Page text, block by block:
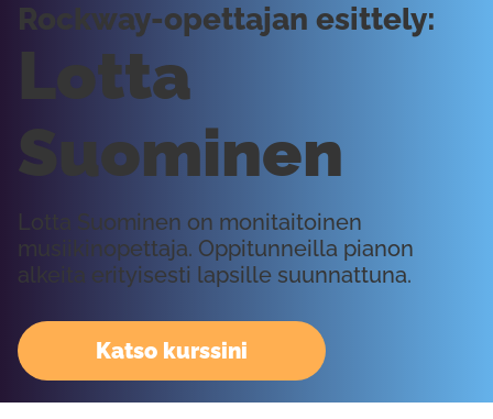
Lotta
Suominen
Lotta Suominen on monitaitoinen
musiikinopettaja. Oppitunneilla pianon
alkeita erityisesti lapsille suunnattuna.
Rockway-opettajan esittely:
Katso kurssini